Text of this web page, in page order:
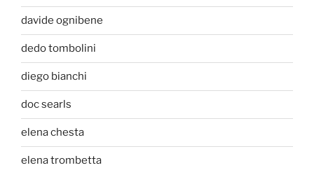
davide ognibene
dedo tombolini
diego bianchi
doc searls
elena chesta
elena trombetta